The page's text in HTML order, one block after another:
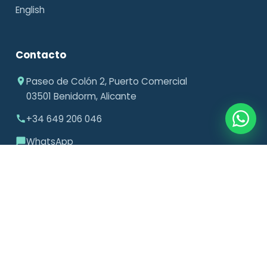
English
Contacto
Paseo de Colón 2, Puerto Comercial
03501 Benidorm, Alicante
+34 649 206 046
WhatsApp